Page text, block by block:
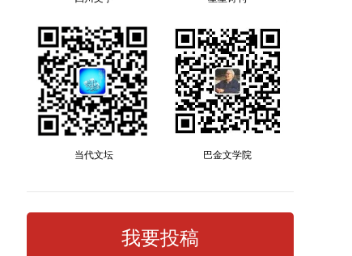
当代文坛 巴金文学院
我要投稿